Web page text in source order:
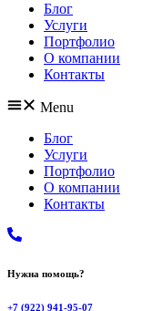
Блог
Услуги
Портфолио
О компании
Контакты
Menu
Блог
Услуги
Портфолио
О компании
Контакты
Нужна помощь?
+7 (922) 941-95-07